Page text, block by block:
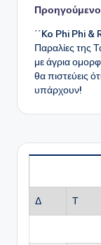
΄΄Ko Phi Phi &
Παραλίες της
με άγρια
θα πιστεύεις
υπάρχουν!
Δ Τ